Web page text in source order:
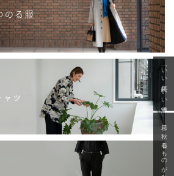
「いい年齢 いい洋服」
急に秋、着るものがない